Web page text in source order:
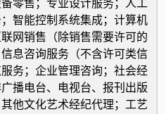
智能控制系统集成；计算机
网销售（除销售需要许可的
息咨询服务（不含许可类信
务；企业管理咨询；社会经
播电台、电视台、报刊出版
他文化艺术经纪代理；工艺